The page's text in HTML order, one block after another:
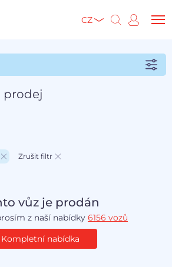
CZ
prodej
Zrušit filtr
vůz je prodán
z naší nabídky 6156 vozů
Kompletní nabídka